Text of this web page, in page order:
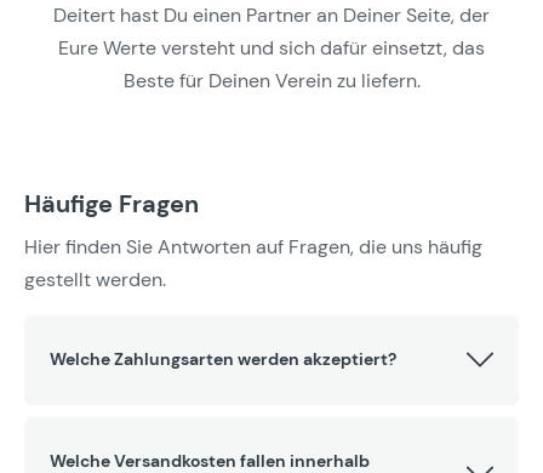
Deitert hast Du einen Partner an Deiner Seite, der
Eure Werte versteht und sich dafür einsetzt, das
Beste für Deinen Verein zu liefern.
Häufige Fragen
Hier finden Sie Antworten auf Fragen, die uns häufig
gestellt werden.
Welche Zahlungsarten werden akzeptiert?
Welche Versandkosten fallen innerhalb